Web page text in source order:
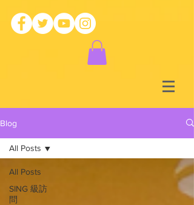
Blog
All Posts
SING 級訪
問
All Posts